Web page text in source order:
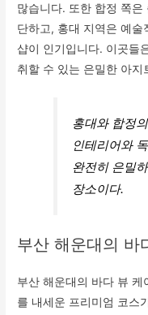
많습니다. 또한 합정 쪽
단하고, 홍대 지역은 예술
샵이 인기입니다. 이곳들
취할 수 있는 은밀한 아지
홍대와 합정
인테리어와
완전히 은밀
장소이다.
부산 해운대의 바
부산 해운대의 바다 뷰 케
를 내세운 프리미엄 코스